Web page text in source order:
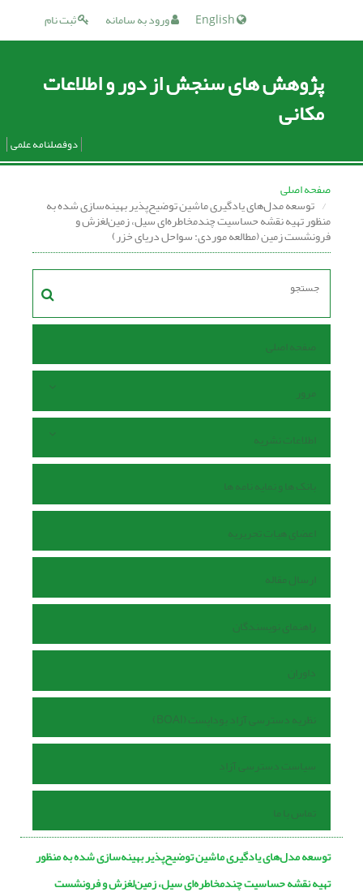
ثبت نام ورود به سامانه
پژوهش های سنجش از دور و اطلاعات
مکانی
دوفصلنامه علمی
صفحه اصلی
توسعه مدل‌های یادگیری ماشین توضیح‌پذیر بهینه‌سازی شده به
منظور تهیه نقشه حساسیت چندمخاطره‌ای سیل، زمین‌لغزش و
فرونشست زمین (مطالعه موردی: سواحل دریای خزر)
صفحه اصلی
مرور
اطلاعات نشریه
بانک ها و نمایه نامه ها
اعضای هیات تحریریه
ارسال مقاله
راهنمای نویسندگان
داوران
نظریه دسترسی آزاد بوداپست (BOAI)
سیاست دسترسی آزاد
تماس با ما
توسعه مدل‌های یادگیری ماشین توضیح‌پذیر بهینه‌سازی شده به منظور
تهیه نقشه حساسیت چندمخاطره‌ای سیل، زمین‌لغزش و فرونشست